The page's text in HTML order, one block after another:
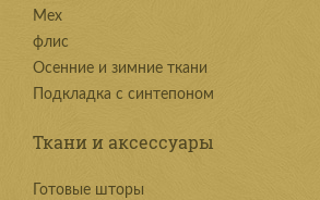
Мех
флис
Осенние и зимние ткани
Подкладка с синтепоном
Ткани и аксессуары
Готовые шторы